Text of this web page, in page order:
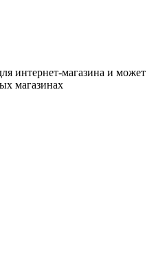
интернет-магазина и может
магазинах